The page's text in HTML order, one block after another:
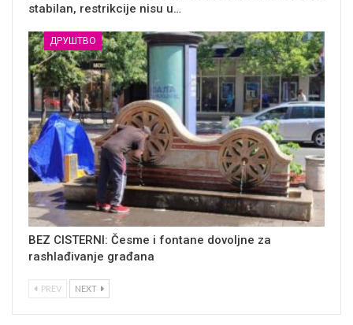
stabilan, restrikcije nisu u…
ДРУШТВО
BEZ CISTERNI: Česme i fontane dovoljne za
rashlađivanje građana
PREV NEXT